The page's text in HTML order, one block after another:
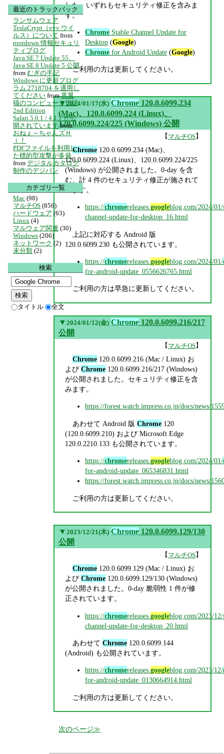
した。いずれもセキュリティ修正を含みま
す。
Chrome Stable Channel Update for
Desktop (Google)
Chrome for Android Update (Google)
ご利用の方は更新してください。
▼2024/01/17(水) Chrome 120.0.6099.234
(Mac)、120.0.6099.224 (Linux)、
120.0.6099.224/225 (Windows) 公開
【 マルチOS】
Chrome120.0.6099.234 (Mac)、
120.0.6099.224 (Linux)、120.0.6099.224/225
(Windows) が公開されました。0-day を含
む、計 4 件のセキュリティ修正が施されて
います。
https://chromereleases.googleblog.com/2024/01/
channel-update-for-desktop_16.html
上記に対応する Android 版
120.0.6099.230 も公開されています。
https://chromereleases.googleblog.com/2024/01/
for-android-update_0556626765.html
ご利用の方は早急に更新してください。
▼ 2024/01/12(金) Chrome 120.0.6099.216/217
公開
【 マルチOS】
Chrome120.0.6099.216 (Mac / Linux) お
よびChrome 120.0.6099.216/217 (Windows)
が公開されました。セキュリティ修正を含
みます。
https://forest.watch.impress.co.jp/docs/news/
あわせて Android 版 Chrome120
(120.0.6099.210) および Microsoft Edge
120.0.2210.133 も公開されています。
https://chromereleases.googleblog.com/2024/01/
for-android-update_065346831.html
https://forest.watch.impress.co.jp/docs/news/
ご利用の方は更新してください。
▼ 2023/12/21(木) Chrome 120.0.6099.129/130
公開
【 マルチOS】
Chrome120.0.6099.129 (Mac / Linux) お
よびChrome 120.0.6099.129/130 (Windows)
が公開されました。0-day 脆弱性 1 件が修
正されています。
https://chromereleases.googleblog.com/2023/12/
channel-update-for-desktop_20.html
あわせて Chrome120.0.6099.144
(Android) も公開されています。
https://chromereleases.googleblog.com/2023/12/
for-android-update_0130664914.html
ご利用の方は更新してください。
次のページ
最近のトラックバック
ランサムウェア
TeslaCrypt（vvv ウイ
ルス）について from
rootdown 情報セキュリ
ティブログ
Java SE 7 Update 55、
Java SE 8 Update 5 公開
from むぎの手記
Windows に更新プログ
ラム 2718704 を適用し
てください from 黒翼
猫のコンピュータ日記
2nd Edition
Safari 5.0.1 / 4.1.1 が公
開されています from
おねぇ～ちゃんズＨ
ｉ！
PDFファイルを利用し
た標的型攻撃が多発
from デジタルカタログ
制作のデジパン
カテゴリ一覧
Mac (98)
マルチOS (856)
ハードウェア (63)
Linux (4)
マルウェア関連 (30)
Windows (206)
ネットワーク (2)
未分類 (2)
検索
タイトル 全文